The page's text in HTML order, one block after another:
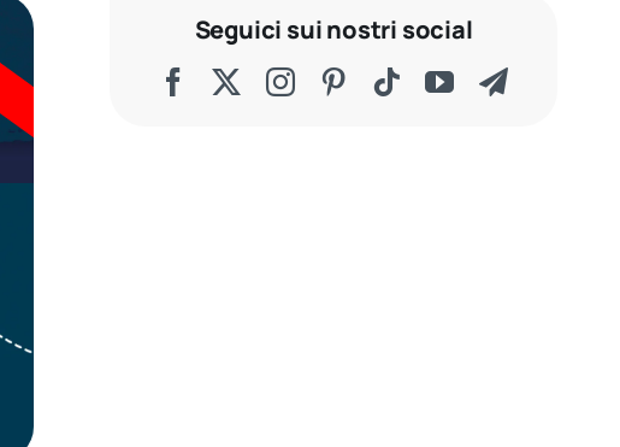
Seguici sui nostri social